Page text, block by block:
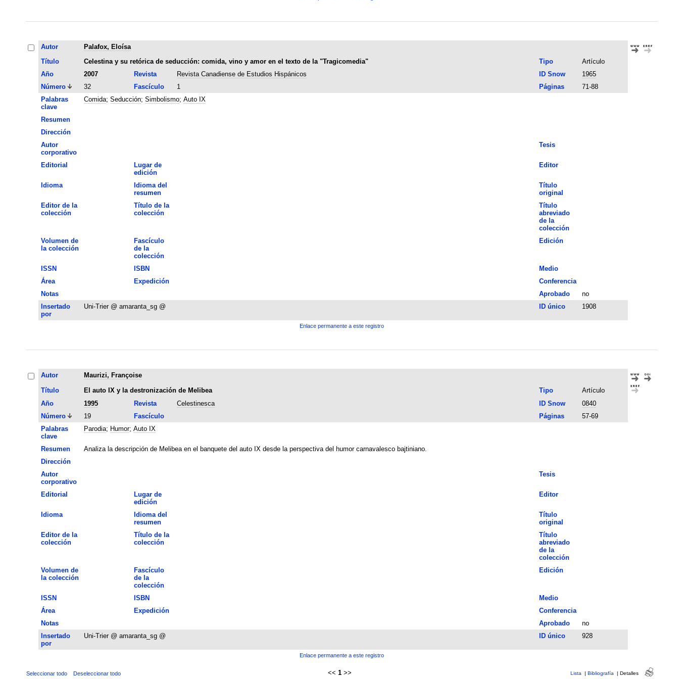
Autor
Palafox, Eloísa
Título
Celestina y su retórica de seducción: comida, vino y amor en el texto de la "Tragicomedia" Tipo
Artículo
Año
2007 Revista Revista Canadiense de Estudios Hispánicos ID Snow
1965
Número
32 Fascículo 1 Páginas
71-88
Palabras
clave
Comida; Seducción; Simbolismo; Auto IX
Resumen
Dirección
Autor
corporativo
Tesis
Editorial
Lugar de
edición
Editor
Idioma
Idioma del
resumen
Título
original
Editor de la
colección
Título de la
colección
Título
abreviado
de la
colección
Volumen de
la colección
Fascículo
de la
colección
Edición
ISSN ISBN
Medio
Área
Expedición
Conferencia
Notas
Aprobado
no
Insertado
por
Uni-Trier @ amaranta_sg @ ID único 1908
Enlace permanente a este registro
Autor
Maurizi, Françoise
Título
El auto IX y la destronización de Melibea Tipo
Artículo
Año
1995 Revista Celestinesca ID Snow
0840
Número
19 Fascículo Páginas
57-69
Palabras
clave
Parodia; Humor; Auto IX
Resumen
Analiza la descripción de Melibea en el banquete del auto IX desde la perspectiva del humor carnavalesco bajtiniano.
Dirección
Autor
corporativo
Tesis
Editorial
Lugar de
edición
Editor
Idioma
Idioma del
resumen
Título
original
Editor de la
colección
Título de la
colección
Título
abreviado
de la
colección
Volumen de
la colección
Fascículo
de la
colección
Edición
ISSN ISBN
Medio
Área
Expedición
Conferencia
Notas
Aprobado
no
Insertado
por
Uni-Trier @ amaranta_sg @ ID único 928
Enlace permanente a este registro
Seleccionar todo Deseleccionar todo << 1 >> Lista | Bibliografía | Detalles